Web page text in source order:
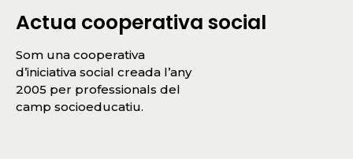
Actua cooperativa social
Som una cooperativa
d’iniciativa social creada l’any
2005 per professionals del
camp socioeducatiu.